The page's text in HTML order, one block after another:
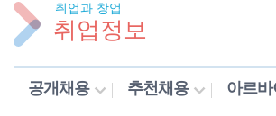
취업과 창업
취업정보
공개채용 추천채용 아르